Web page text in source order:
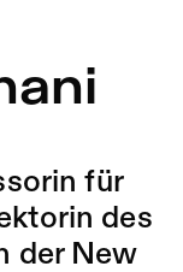
für
des
der New